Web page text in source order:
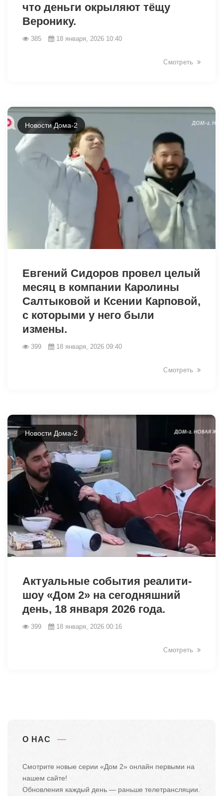
что деньги окрыляют тёщу
Веронику.
385 18 января, 2026 10:40
Смотреть
Новости Дома-2
Евгений Сидоров провел целый
месяц в компании Каролины
Салтыковой и Ксении Карповой,
с которыми у него были
измены.
399 18 января, 2026 09:40
Смотреть
Новости Дома-2
Актуальные события реалити-
шоу «Дом 2» на сегодняшний
день, 18 января 2026 года.
399 18 января, 2026 00:16
Смотреть
О НАС
Смотрите новые серии «Дом 2» онлайн первыми на
нашем сайте!
Обновления каждый день — раньше телетрансляции.